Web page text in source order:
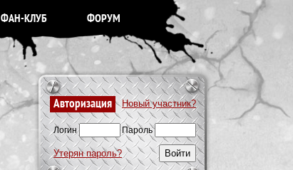
ФАН-КЛУБ ФОРУМ
Авторизация Новый участник?
Логин Пароль
Утерян пароль?